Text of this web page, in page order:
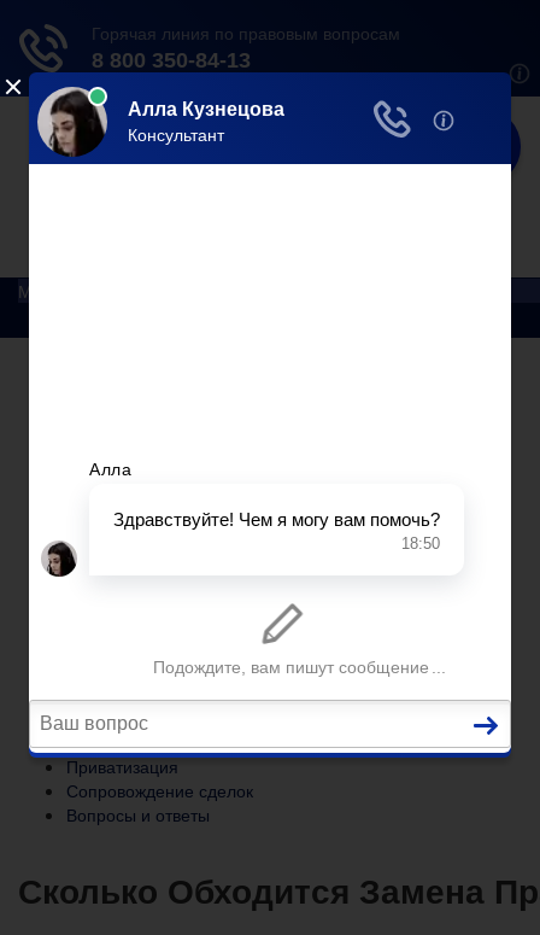
Юрист
Меню
Приватизация
Главная
Помощь юриста
Уголовный процесс
Приватизация
Сопровождение сделок
Вопросы и ответы
Сколько Обходится Замена